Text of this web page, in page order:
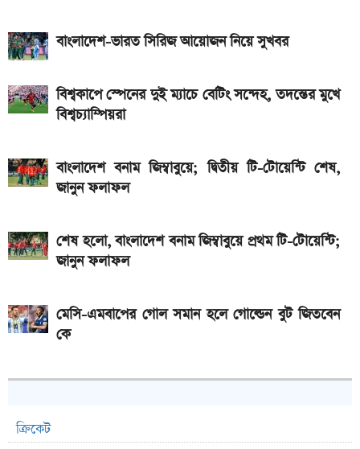
বাংলাদেশ-ভারত সিরিজ আয়োজন নিয়ে সুখবর
বিশ্বকাপে স্পেনের দুই ম্যাচে বেটিং সন্দেহ, তদন্তের মুখে
বিশ্বচ্যাম্পিয়রা
বাংলাদেশ বনাম জিম্বাবুয়ে; দ্বিতীয় টি-টোয়েন্টি শেষ,
জানুন ফলাফল
শেষ হলো, বাংলাদেশ বনাম জিম্বাবুয়ে প্রথম টি-টোয়েন্টি;
জানুন ফলাফল
মেসি-এমবাপের গোল সমান হলে গোল্ডেন বুট জিতবেন
কে
ক্রিকেট